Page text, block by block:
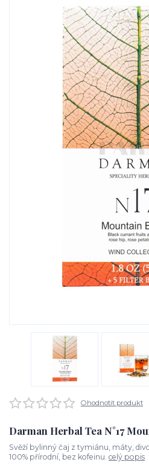
Ohodnotit produkt
Darman Herbal Tea N°17
Svěží bylinný čaj z tymiánu, máty,
100% přírodní, bez kofeinu. celý popis